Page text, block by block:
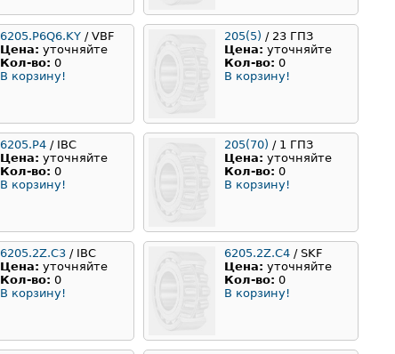
6205.P6Q6.KY / VBF
Цена: уточняйте
Кол-во: 0
В корзину!
205(5) / 23 ГПЗ
Цена: уточняйте
Кол-во: 0
В корзину!
6205.P4 / IBC
Цена: уточняйте
Кол-во: 0
В корзину!
205(70) / 1 ГПЗ
Цена: уточняйте
Кол-во: 0
В корзину!
6205.2Z.C3 / IBC
Цена: уточняйте
Кол-во: 0
В корзину!
6205.2Z.C4 / SKF
Цена: уточняйте
Кол-во: 0
В корзину!